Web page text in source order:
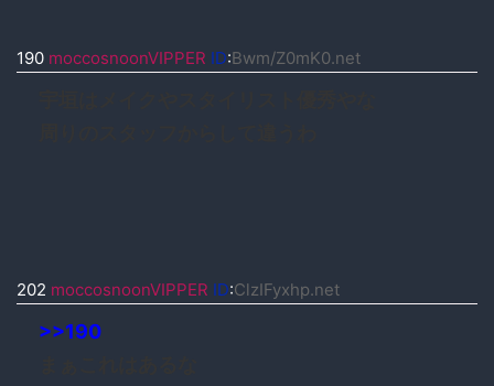
190 moccosnoonVIPPER ID:Bwm/Z0mK0.net
202 moccosnoonVIPPER ID:ClzIFyxhp.net
>>190